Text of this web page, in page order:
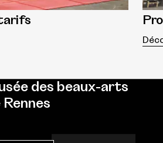
des beaux-arts
Rennes